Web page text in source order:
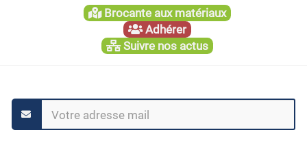
Brocante aux matériaux
Adhérer
Suivre nos actus